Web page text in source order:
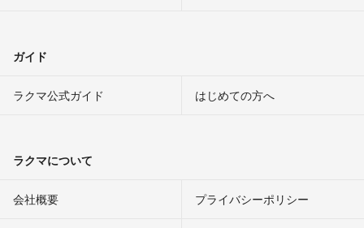
ガイド
ラクマ公式ガイド はじめての方へ
ラクマについて
会社概要 プライバシーポリシー